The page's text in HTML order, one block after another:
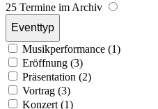
25 Termine im Archiv
Eventtyp
Musikperformance (1)
Eröffnung (3)
Präsentation (2)
Vortrag (3)
Konzert (1)